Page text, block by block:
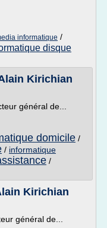
informatique /
disque
Kirichian
général de...
domicile /
/ informatique
/
Kirichian
général de...